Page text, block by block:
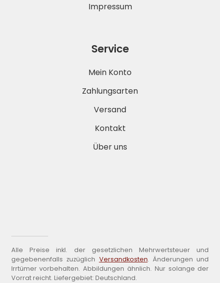
Impressum
Service
Mein Konto
Zahlungsarten
Versand
Kontakt
Über uns
Alle Preise inkl. der gesetzlichen Mehrwertsteuer und
gegebenenfalls zuzüglich Versandkosten. Änderungen und
Irrtümer vorbehalten. Abbildungen ähnlich. Nur solange der
Vorrat reicht. Liefergebiet: Deutschland.